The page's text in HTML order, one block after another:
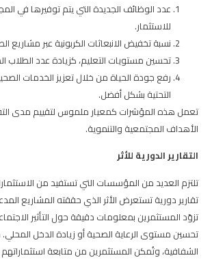
عدد الوظائف الجديدة التي يتم توفيرها في
للاستثمار.
نسبة تخفيض الانبعاثات الكربونية عبر مشاريع
تحسين مستويات التعليم، كزيادة عدد الطلاب
رفع جودة الحياة من خلال تعزيز الخدمات
التحتية بشكل أفضل.
تعمل هذه المؤشرات كمعيار ملموس لتقييم مدى
الأهداف المجتمعية والتنموية.
التقارير الدورية للأثر
تلتزم العديد من المؤسسات التي تستفيد من
تقارير دورية تستعرض الأثر الذي حققته المشاريع
تزوّد المستثمرين بمعلومات دقيقة حول التأثير
تحسين مستوى الرعاية الصحية أو زيادة الدخل المحلي.
الشفافية، وتُمكن المستثمرين من متابعة